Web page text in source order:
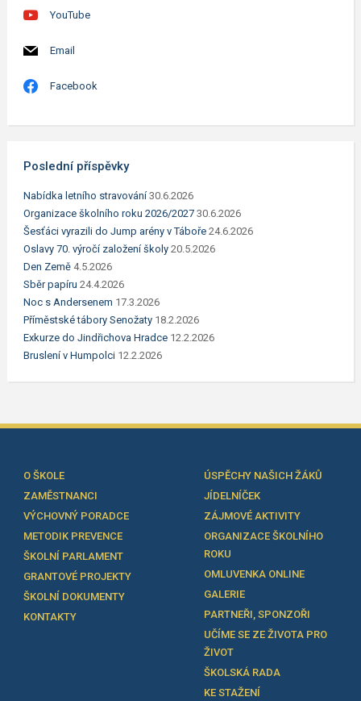
YouTube
Email
Facebook
Poslední příspěvky
Nabídka letního stravování 30.6.2026
Organizace školního roku 2026/2027 30.6.2026
Šesťáci vyrazili do Jump arény v Táboře 24.6.2026
Oslavy 70. výročí založení školy 20.5.2026
Den Země 4.5.2026
Sběr papíru 24.4.2026
Noc s Andersenem 17.3.2026
Příměstské tábory Senožaty 18.2.2026
Exkurze do Jindřichova Hradce 12.2.2026
Bruslení v Humpolci 12.2.2026
O ŠKOLE
ZAMĚSTNANCI
VÝCHOVNÝ PORADCE
METODIK PREVENCE
ŠKOLNÍ PARLAMENT
GRANTOVÉ PROJEKTY
ŠKOLNÍ DOKUMENTY
KONTAKTY
ÚSPĚCHY NAŠICH ŽÁKŮ
JÍDELNÍČEK
ZÁJMOVÉ AKTIVITY
ORGANIZACE ŠKOLNÍHO
ROKU
OMLUVENKA ONLINE
GALERIE
PARTNEŘI, SPONZOŘI
UČÍME SE ZE ŽIVOTA PRO
ŽIVOT
ŠKOLSKÁ RADA
KE STAŽENÍ